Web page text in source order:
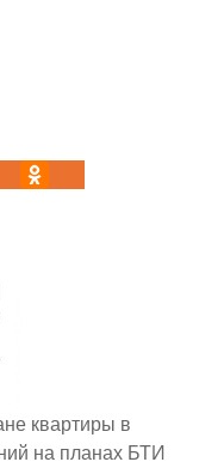
квартиры в
на планах БТИ